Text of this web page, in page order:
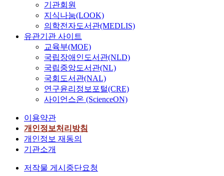
기관회원
지식나눔(LOOK)
의학전자도서관(MEDLIS)
유관기관 사이트
교육부(MOE)
국립장애인도서관(NLD)
국립중앙도서관(NL)
국회도서관(NAL)
연구윤리정보포털(CRE)
사이언스온 (ScienceON)
이용약관
개인정보처리방침
개인정보 재동의
기관소개
저작물 게시중단요청